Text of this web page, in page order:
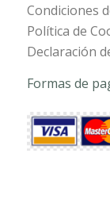
Condiciones
Política de
Declaración
Formas de